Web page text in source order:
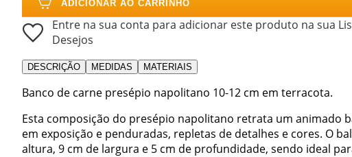
ADICIONAR AO CARRINHO
Entre na sua conta para adicionar este produto na sua
Desejos
DESCRIÇÃO MEDIDAS MATERIAIS
Banco de carne presépio napolitano 10-12 cm em terracota.
Esta composição do presépio napolitano retrata um animado
em exposição e penduradas, repletas de detalhes e cores. O
altura, 9 cm de largura e 5 cm de profundidade, sendo ideal